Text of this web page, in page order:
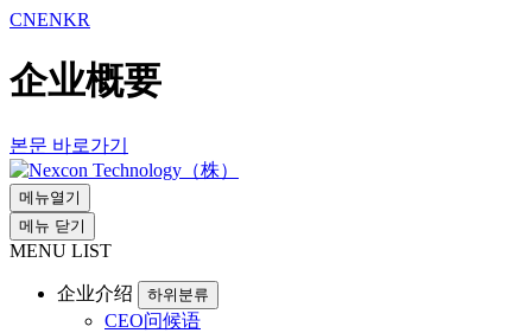
CNENKR
企业概要
본문 바로가기
메뉴열기
메뉴 닫기
MENU LIST
企业介绍 하위분류
CEO问候语